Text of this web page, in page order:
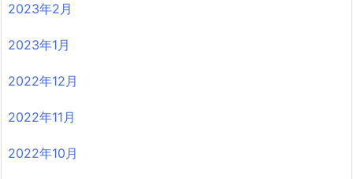
2023年2月
2023年1月
2022年12月
2022年11月
2022年10月